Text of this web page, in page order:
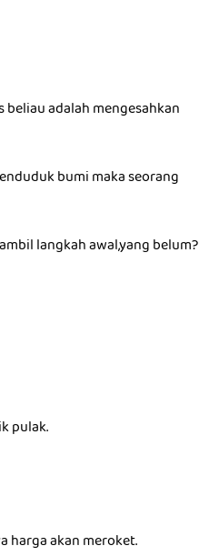
beliau adalah mengesahkan
bumi maka seorang
langkah awal,yang belum?
pulak.
harga akan meroket.